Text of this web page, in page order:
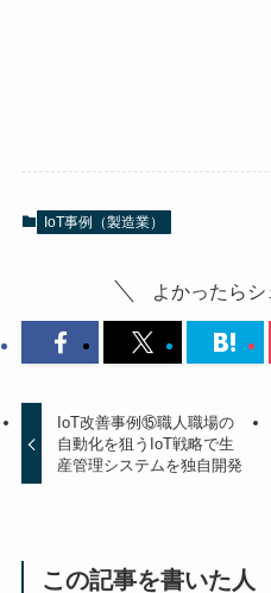
IoT事例（製造業）
よかったらシ
IoT改善事例⑮職人職場の
自動化を狙うIoT戦略で生
産管理システムを独自開発
この記事を書いた人